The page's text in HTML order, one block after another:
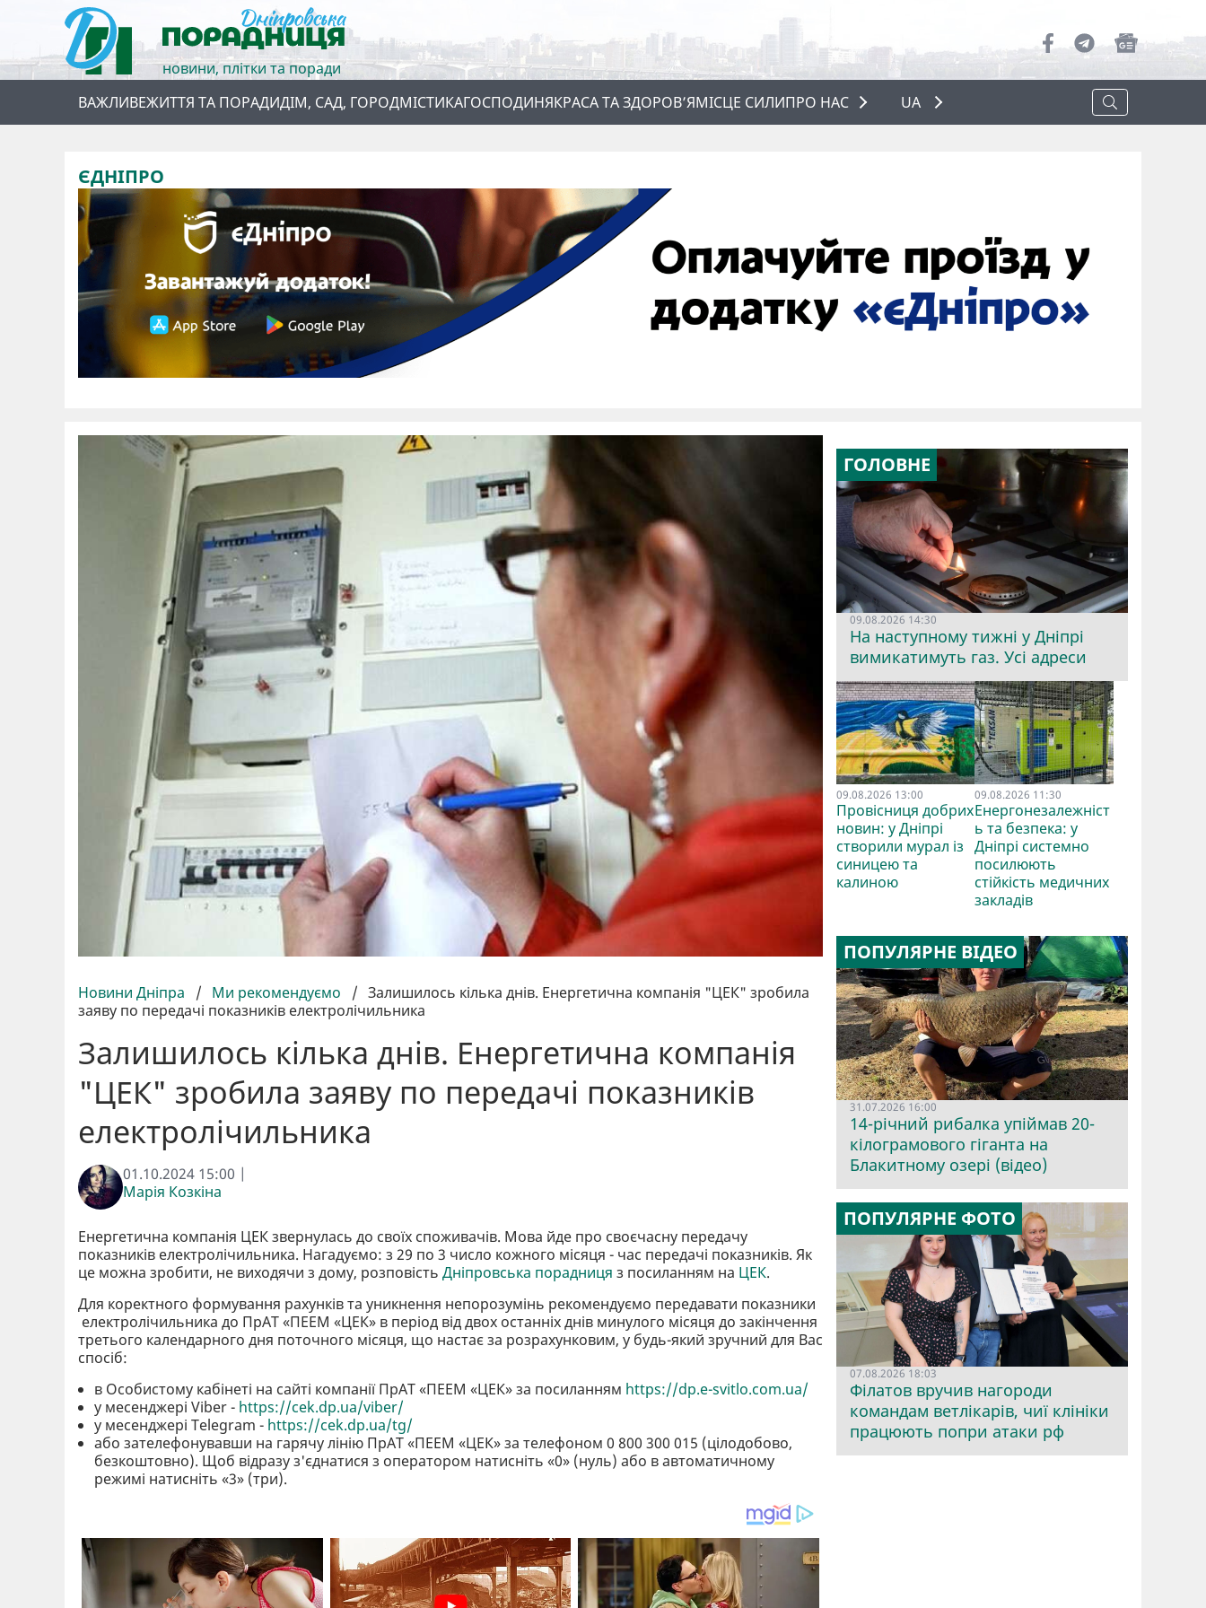
новини, плітки та поради
ВАЖЛИВЕЖИТТЯ ТА ПОРАДИДІМ, САД, ГОРОДМІСТИКАГОСПОДИНЯКРАСА ТА ЗДОРОВ’ЯМІСЦЕ СИЛИПРО НАС
ПРО НАС
UA
ЄДНІПРО
Новини Дніпра / Ми рекомендуємо / Залишилось кілька днів. Енергетична компанія "ЦЕК" зробила
заяву по передачі показників електролічильника
Залишилось кілька днів. Енергетична компанія
"ЦЕК" зробила заяву по передачі показників
електролічильника
01.10.2024 15:00 |
Марія Козкіна
Енергетична компанія ЦЕК звернулась до своїх споживачів. Мова йде про своєчасну передачу
показників електролічильника. Нагадуємо: з 29 по 3 число кожного місяця - час передачі показників. Як
це можна зробити, не виходячи з дому, розповість Дніпровська порадниця з посиланням на ЦЕК.
Для коректного формування рахунків та уникнення непорозумінь рекомендуємо передавати показники
електролічильника до ПрАТ «ПЕЕМ «ЦЕК» в період від двох останніх днів минулого місяця до закінчення
третього календарного дня поточного місяця, що настає за розрахунковим, у будь-який зручний для Вас
спосіб:
в Особистому кабінеті на сайті компанії ПрАТ «ПЕЕМ «ЦЕК» за посиланням https://dp.e-svitlo.com.ua/
у месенджері Viber - https://cek.dp.ua/viber/
у месенджері Telegram - https://cek.dp.ua/tg/
або зателефонувавши на гарячу лінію ПрАТ «ПЕЕМ «ЦЕК» за телефоном 0 800 300 015 (цілодобово,
безкоштовно). Щоб відразу з'єднатися з оператором натисніть «0» (нуль) або в автоматичному
режимі натисніть «3» (три).
ГОЛОВНЕ
09.08.2026 14:30
На наступному тижні у Дніпрі
вимикатимуть газ. Усі адреси
09.08.2026 13:00
Провісниця добрих
новин: у Дніпрі
створили мурал із
синицею та
калиною
09.08.2026 11:30
Енергонезалежніст
ь та безпека: у
Дніпрі системно
посилюють
стійкість медичних
закладів
ПОПУЛЯРНЕ ВІДЕО
31.07.2026 16:00
14-річний рибалка упіймав 20-
кілограмового гіганта на
Блакитному озері (відео)
ПОПУЛЯРНЕ ФОТО
07.08.2026 18:03
Філатов вручив нагороди
командам ветлікарів, чиї клініки
працюють попри атаки рф